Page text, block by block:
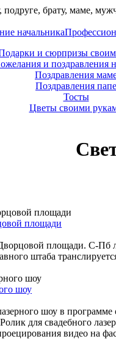
начальника
и сюрпризы
и поздравления
Поздравления
Поздравления папе
Тосты
Цветы своими
площади
площади. С-Пб
штаба
шоу
шоу в
для свадебного
видео на